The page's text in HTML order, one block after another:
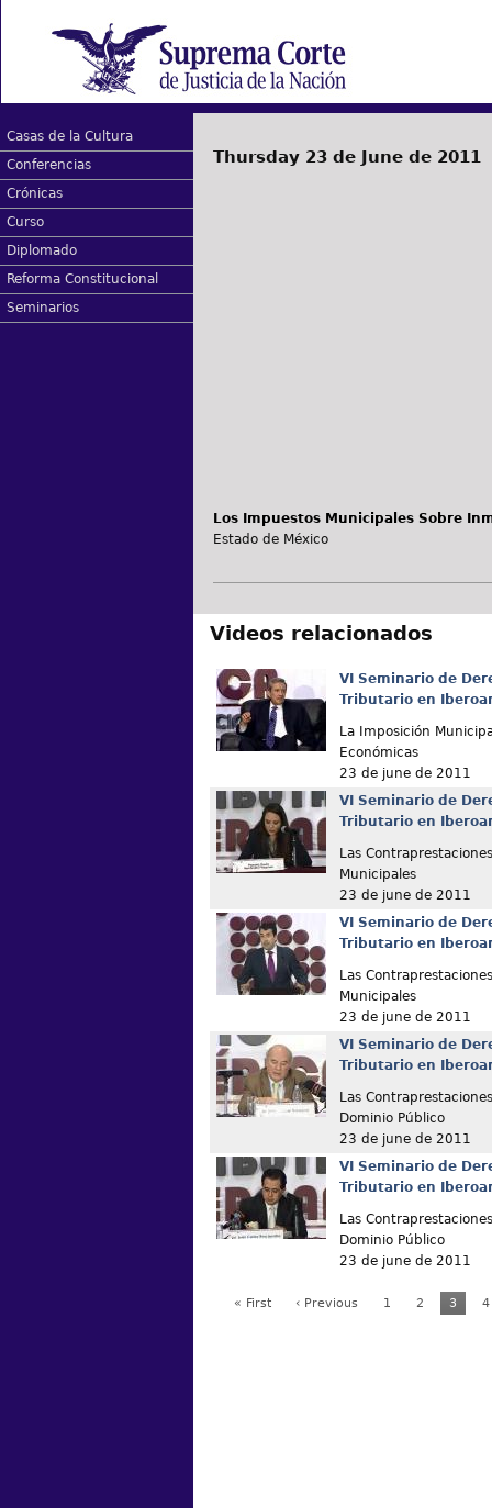
Casas de la Cultura
Conferencias
Crónicas
Curso
Diplomado
Reforma Constitucional
Seminarios
Thursday 23 de June de 2011
Los Impuestos Municipales Sobre
Estado de México
Videos relacionados
VI Seminario de
Tributario en
La Imposición
Económicas
23 de june de 2011
VI Seminario de
Tributario en
Las
Municipales
23 de june de 2011
VI Seminario de
Tributario en
Las
Municipales
23 de june de 2011
VI Seminario de
Tributario en
Las
Dominio Público
23 de june de 2011
VI Seminario de
Tributario en
Las
Dominio Público
23 de june de 2011
« First ‹ Previous 1 2 3 4